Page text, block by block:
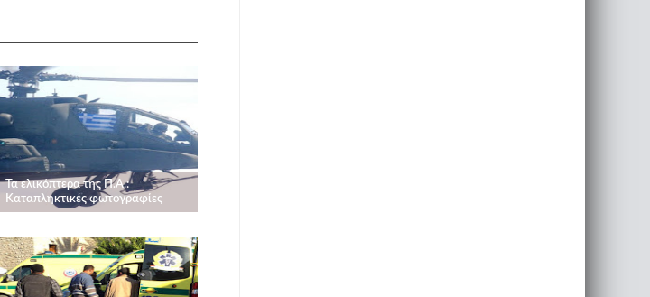
Τα ελικόπτερα της Π.Α.:
Καταπληκτικές φωτογραφίες